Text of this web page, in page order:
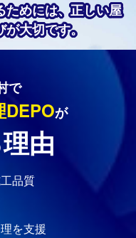
ためには、正しい屋
大切です。
で
DEPOが
由
品質
を支援